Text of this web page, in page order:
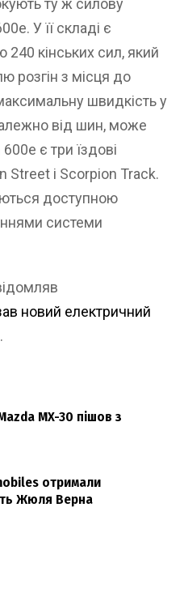
ту ж силову
У її складі є
кінських сил, який
розгін з місця до
швидкість у
від шин, може
є три їздові
і Scorpion Track.
доступною
системи
новий електричний
.
MX-30 пішов з
отримали
Жюля Верна